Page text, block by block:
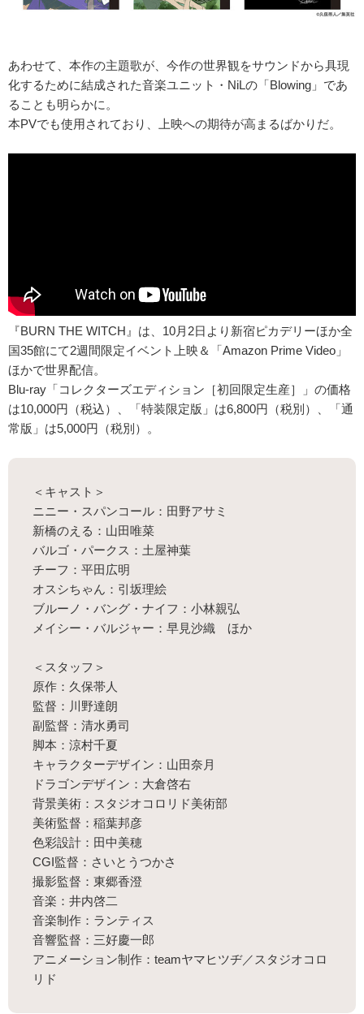
あわせて、本作の主題歌が、今作の世界観をサウンドから具現
化するために結成された音楽ユニット・NiLの「Blowing」であ
ることも明らかに。
本PVでも使用されており、上映への期待が高まるばかりだ。
『BURN THE WITCH』は、10月2日より新宿ピカデリーほか全
国35館にて2週間限定イベント上映＆「Amazon Prime Video」
ほかで世界配信。
Blu-ray「コレクターズエディション［初回限定生産］」の価格
は10,000円（税込）、「特装限定版」は6,800円（税別）、「通
常版」は5,000円（税別）。
＜キャスト＞
ニニー・スパンコール：田野アサミ
新橋のえる：山田唯菜
バルゴ・パークス：土屋神葉
チーフ：平田広明
オスシちゃん：引坂理絵
ブルーノ・バング・ナイフ：小林親弘
メイシー・バルジャー：早見沙織 ほか
＜スタッフ＞
原作：久保帯人
監督：川野達朗
副監督：清水勇司
脚本：涼村千夏
キャラクターデザイン：山田奈月
ドラゴンデザイン：大倉啓右
背景美術：スタジオコロリド美術部
美術監督：稲葉邦彦
色彩設計：田中美穂
CGI監督：さいとうつかさ
撮影監督：東郷香澄
音楽：井内啓二
音楽制作：ランティス
音響監督：三好慶一郎
アニメーション制作：teamヤマヒツヂ／スタジオコロ
リド